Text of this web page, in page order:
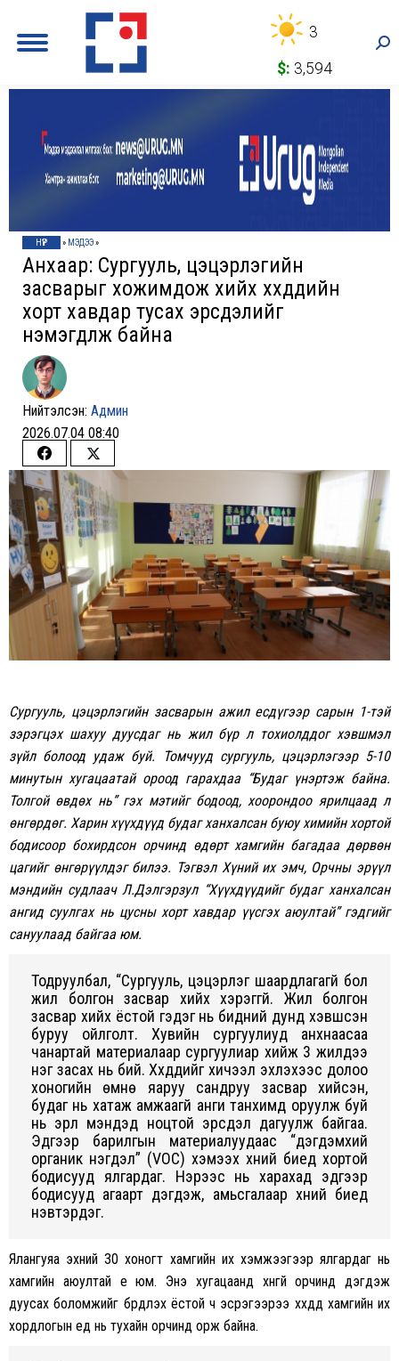
3
$: 3,594
НҮҮР » МЭДЭЭ»
Анхаар: Сургууль, цэцэрлэгийн
засварыг хожимдож хийх хүүхдүүдийн
хорт хавдар тусах эрсдэлийг
нэмэгдүүлж байна
Нийтэлсэн: Админ
2026.07.04 08:40
Share
on
Facebook
Share
on
Twitter
Сургууль, цэцэрлэгийн засварын ажил есдүгээр сарын 1-тэй
зэрэгцэх шахуу дуусдаг нь жил бүр л тохиолддог хэвшмэл
зүйл болоод удаж буй. Томчууд сургууль, цэцэрлэгээр 5-10
минутын хугацаатай ороод гарахдаа “Будаг үнэртэж байна.
Толгой өвдөх нь” гэх мэтийг бодоод, хоорондоо ярилцаад л
өнгөрдөг. Харин хүүхдүүд будаг ханхалсан буюу химийн хортой
бодисоор бохирдсон орчинд өдөрт хамгийн багадаа дөрвөн
цагийг өнгөрүүлдэг билээ. Тэгвэл Хүний их эмч, Орчны эрүүл
мэндийн судлаач Л.Дэлгэрзул “Хүүхдүүдийг будаг ханхалсан
ангид суулгах нь цусны хорт хавдар үүсгэх аюултай” гэдгийг
сануулаад байгаа юм.
Тодруулбал, “Сургууль, цэцэрлэг шаардлагагүй бол
жил болгон засвар хийх хэрэггүй. Жил болгон
засвар хийх ёстой гэдэг нь бидний дунд хэвшсэн
буруу ойлголт. Хувийн сургуулиуд анхнаасаа
чанартай материалаар сургуулиар хийж 3 жилдээ
нэг засах нь бий. Хүүхдүүдийг хичээл эхлэхээс долоо
хоногийн өмнө яаруу сандруу засвар хийсэн,
будаг нь хатаж амжаагүй анги танхимд оруулж буй
нь эрүүл мэндэд ноцтой эрсдэл дагуулж байгаа.
Эдгээр барилгын материалуудаас “дэгдэмхий
органик нэгдэл” (VOC) хэмээх хүний биед хортой
бодисууд ялгардаг. Нэрээс нь харахад эдгээр
бодисууд агаарт дэгдэж, амьсгалаар хүний биед
нэвтэрдэг.
Ялангуяа эхний 30 хоногт хамгийн их хэмжээгээр ялгардаг нь
хамгийн аюултай үе юм. Энэ хугацаанд хүнгүй орчинд дэгдэж
дуусах боломжийг бүрдүүлэх ёстой ч эсрэгээрээ хүүхдүүд хамгийн их
хордлогын үед нь тухайн орчинд орж байна.